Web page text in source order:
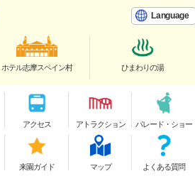
Language
ホテル志摩スペイン村 ひまわりの湯
アクセス アトラクション パレード・ショー
来園ガイド マップ よくある質問